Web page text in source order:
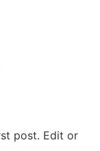
post. Edit or